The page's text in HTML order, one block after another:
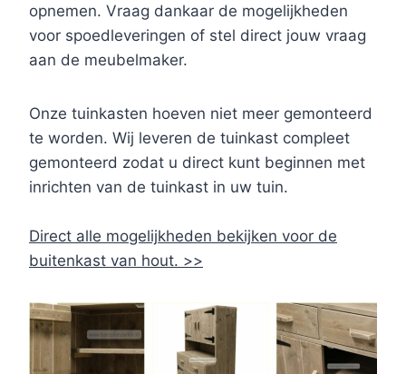
opnemen. Vraag dankaar de mogelijkheden
voor spoedleveringen of stel direct jouw vraag
aan de meubelmaker.
Onze tuinkasten hoeven niet meer gemonteerd
te worden. Wij leveren de tuinkast compleet
gemonteerd zodat u direct kunt beginnen met
inrichten van de tuinkast in uw tuin.
Direct alle mogelijkheden bekijken voor de
buitenkast van hout. >>